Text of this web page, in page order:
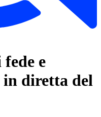
e
in diretta del